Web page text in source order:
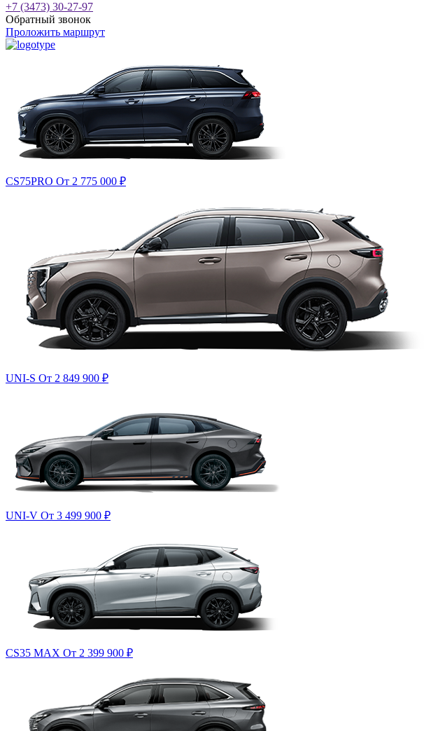
+7 (3473) 30-27-97
Обратный звонок
Проложить маршрут
CS75PRO От 2 775 000 ₽
UNI-S От 2 849 900 ₽
UNI-V От 3 499 900 ₽
CS35 MAX От 2 399 900 ₽